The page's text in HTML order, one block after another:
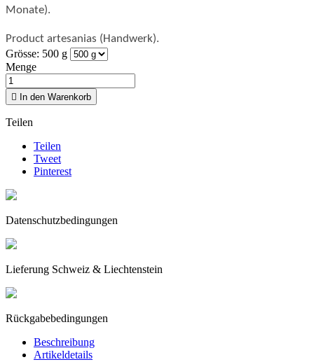
Monate).
Product artesanias (Handwerk).
Grösse: 500 g
Menge
 In den Warenkorb
Teilen
Teilen
Tweet
Pinterest
Datenschutzbedingungen
Lieferung Schweiz & Liechtenstein
Rückgabebedingungen
Beschreibung
Artikeldetails